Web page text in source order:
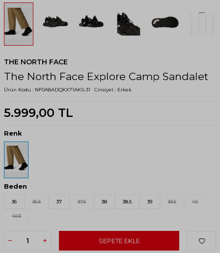
THE NORTH FACE
The North Face Explore Camp Sandalet
Ürün Kodu : NF0A8ADQKX71AKS-31 Cinsiyet : Erkek
5.999,00 TL
Renk
Beden
36 36.5 37 37.5 38 38.5 39 39.5 40
40.5
SEPETE EKLE